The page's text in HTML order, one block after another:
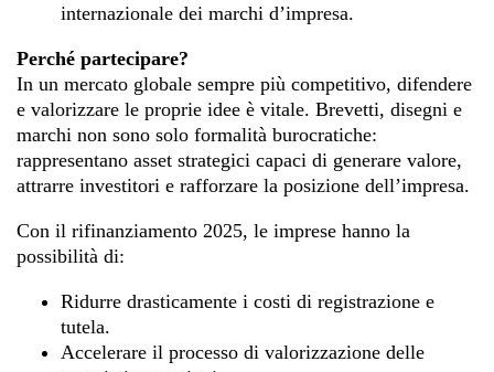
internazionale dei marchi d’impresa.
Perché partecipare?
In un mercato globale sempre più competitivo, difendere
e valorizzare le proprie idee è vitale. Brevetti, disegni e
marchi non sono solo formalità burocratiche:
rappresentano asset strategici capaci di generare valore,
attrarre investitori e rafforzare la posizione dell’impresa.
Con il rifinanziamento 2025, le imprese hanno la
possibilità di:
Ridurre drasticamente i costi di registrazione e
tutela.
Accelerare il processo di valorizzazione delle